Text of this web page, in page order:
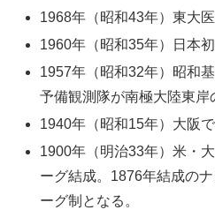
1968年（昭和43年）東大
1960年（昭和35年）日本
1957年（昭和32年）昭和
予備観測隊が南極大陸東岸
1940年（昭和15年）大阪
1900年（明治33年）米・
ーグ結成。1876年結成の
ーグ制となる。